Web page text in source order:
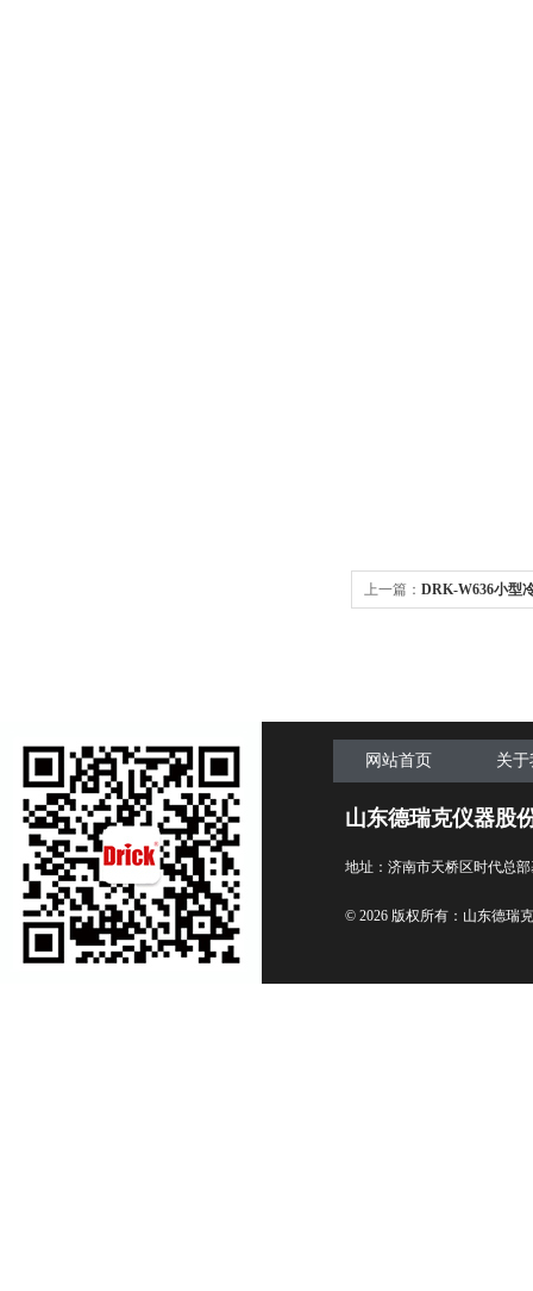
上一篇： DRK-W636小型
网站首页 关
山东德瑞克仪器股
地址：济南市天桥区时代总
© 2026 版权所有：山东德瑞